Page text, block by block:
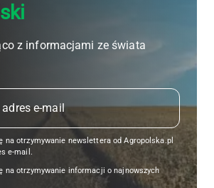
z informacjami ze świata
na otrzymywanie newslettera od Agropolska.pl
e-mail.
na otrzymywanie informacji o najnowszych